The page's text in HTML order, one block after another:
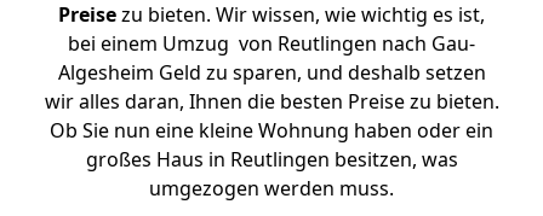
Preisezu bieten. Wir wissen, wie wichtig es ist,
bei einem Umzug von Reutlingen nach Gau-
Algesheim Geld zu sparen, und deshalb setzen
wir alles daran, Ihnen die besten Preise zu bieten.
Ob Sie nun eine kleine Wohnung haben oder ein
großes Haus in Reutlingen besitzen, was
umgezogen werden muss.